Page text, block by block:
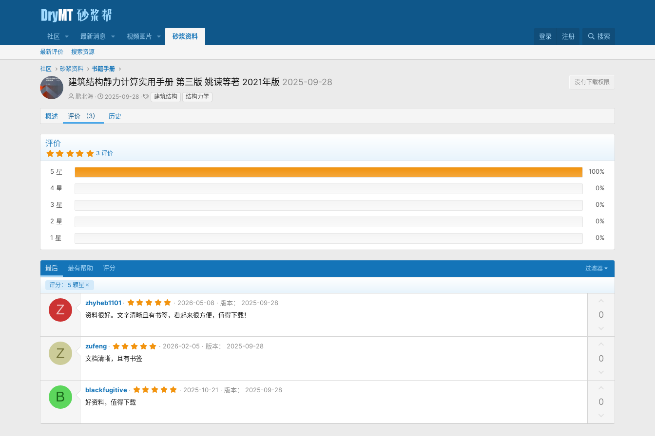
社区 最新消息 视频图片 砂浆资料 登录 注册 搜索
最新评价 搜索资源
社区 砂浆资料 书籍手册
建筑结构静力计算实用手册 第三版 姚谏等著 2021年版 2025-09-28
没有下载权限
作
鹏北海
创
日
期
2025-09-28
标
签
建筑结构 结构力学
概述 评价 （3） 历史
评价
5
.
0
0
颗
3 评价
5 星 100%
4 星 0%
3 星 0%
2 星 0%
1 星 0%
最后 最有帮助 评分 过滤器
评分： 5 颗星
Z zhyheb1101
5
0
2026-05-08
版本： 2025-09-28
资料很好。文字清晰且有书签，看起来很方便，值得下载！
0
踩
Z zufeng
5 2026-02-05
版本： 2025-09-28
文档清晰，且有书签
0
踩
B blackfugitive
5 2025-10-21
版本： 2025-09-28
好资料，值得下载
0
踩